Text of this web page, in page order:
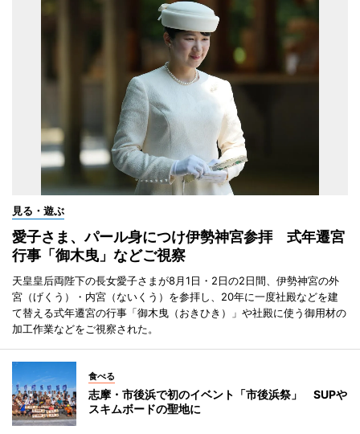
見る・遊ぶ
愛子さま、パール身につけ伊勢神宮参拝 式年遷宮
行事「御木曳」などご視察
天皇皇后両陛下の長女愛子さまが8月1日・2日の2日間、伊勢神宮の外
宮（げくう）・内宮（ないくう）を参拝し、20年に一度社殿などを建
て替える式年遷宮の行事「御木曳（おきひき）」や社殿に使う御用材の
加工作業などをご視察された。
食べる
志摩・市後浜で初のイベント「市後浜祭」 SUPや
スキムボードの聖地に